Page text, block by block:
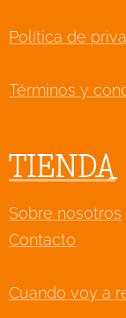
Política de
Términos y
TIENDA
Sobre nosotros
Contacto
Cuando voy a